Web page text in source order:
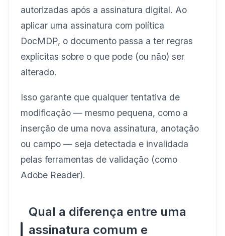
autorizadas após a assinatura digital. Ao
aplicar uma assinatura com política
DocMDP, o documento passa a ter regras
explícitas sobre o que pode (ou não) ser
alterado.
Isso garante que qualquer tentativa de
modificação — mesmo pequena, como a
inserção de uma nova assinatura, anotação
ou campo — seja detectada e invalidada
pelas ferramentas de validação (como
Adobe Reader).
Qual a diferença entre uma
assinatura comum e